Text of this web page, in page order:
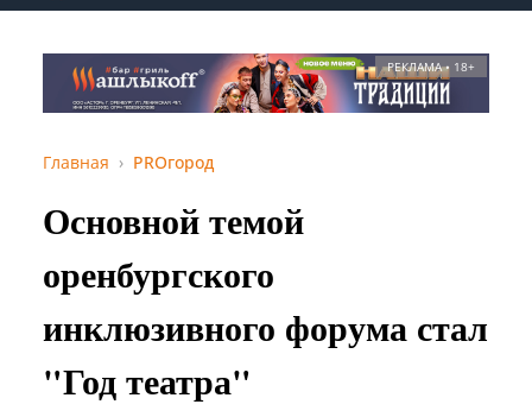
РЕКЛАМА • 18+
Главная PROгород
Основной темой
оренбургского
инклюзивного форума стал
"Год театра"